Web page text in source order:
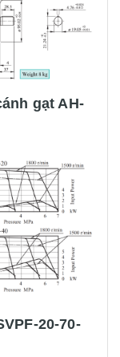
gạt AH-
20-70-